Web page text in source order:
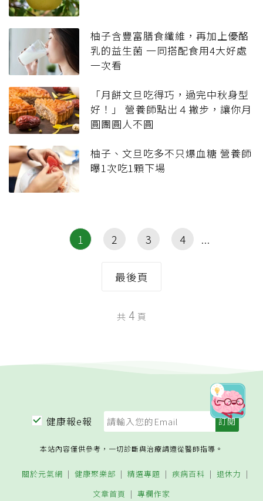
柚子含豐富膳食纖維，再加上優酪
乳的益生菌 一同搭配食用4大好處
一次看
「月餅文旦吃得巧，過完中秋身型
好！」 營養師點出４撇步，讓你月
圓團圓人不圓
柚子、文旦吃多不只爆血糖 營養師
曝1次吃1顆下場
1 2 3 4
最後頁
共 4 頁
健康報e報
本站內容僅供參考，一切診斷與治療請遵從醫師指導。
關於元氣網 健康聚樂部 精選專題 疾病百科
退休力
文章首頁
專欄作家